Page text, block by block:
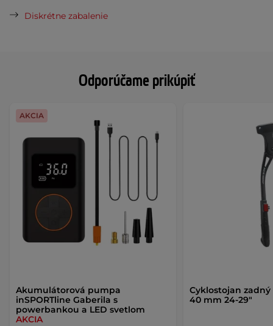
Odporúčame prikúpiť
Akumulátorová pumpa
inSPORTline Gaberila s
powerbankou a LED svetlom
AKCIA
AKCIA
Cyklostojan
40 mm 24-29"
Diskrétne zabalenie